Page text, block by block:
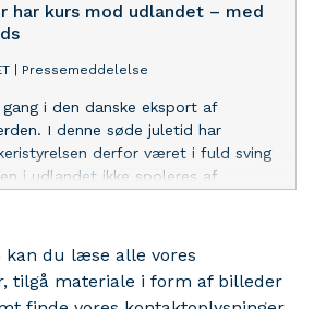
har kurs mod udlandet – med
Pressemeddelelse
i den danske eksport af
I denne søde juletid har
derfor været i fuld sving
i udlandet ikke spoleres af
kan du læse alle vores
tilgå materiale i form af billeder